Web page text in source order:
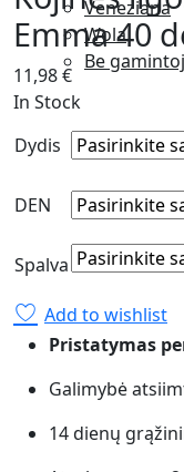
Veneziana
Wola
Be
Emma 40
11,98€
In Stock
Dydis
DEN
Spalva
Add to wishlist
Pristatymas
Galimybė
14 dienų